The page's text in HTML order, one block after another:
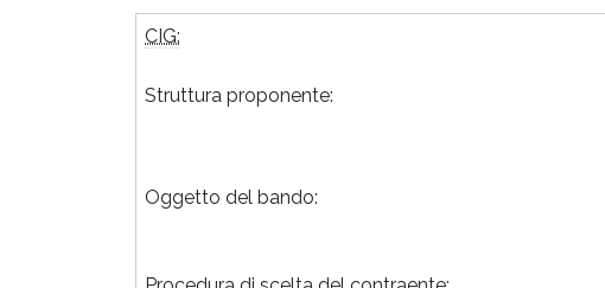
CIG:
Struttura proponente:
Oggetto del bando: